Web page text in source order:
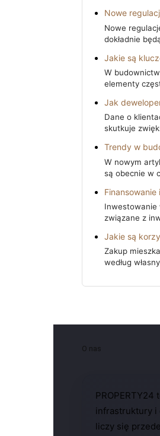
Nowe
Nowe
dokładnie
Jakie są
W
elementy
Jak
Dane o
skutkuje
Trendy w
W nowym
są obecnie w
Inwestowanie
związane z
Jakie są
Zakup
według
O nas
infrastruktury i
liczy się